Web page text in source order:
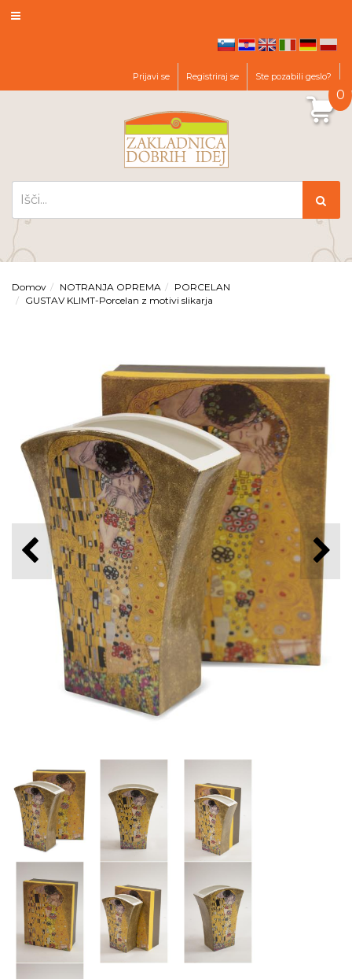
de pl
Prijavi se Registriraj se Ste pozabili geslo?
0
Domov NOTRANJA OPREMA
PORCELAN
GUSTAV KLIMT-Porcelan z motivi slikarja